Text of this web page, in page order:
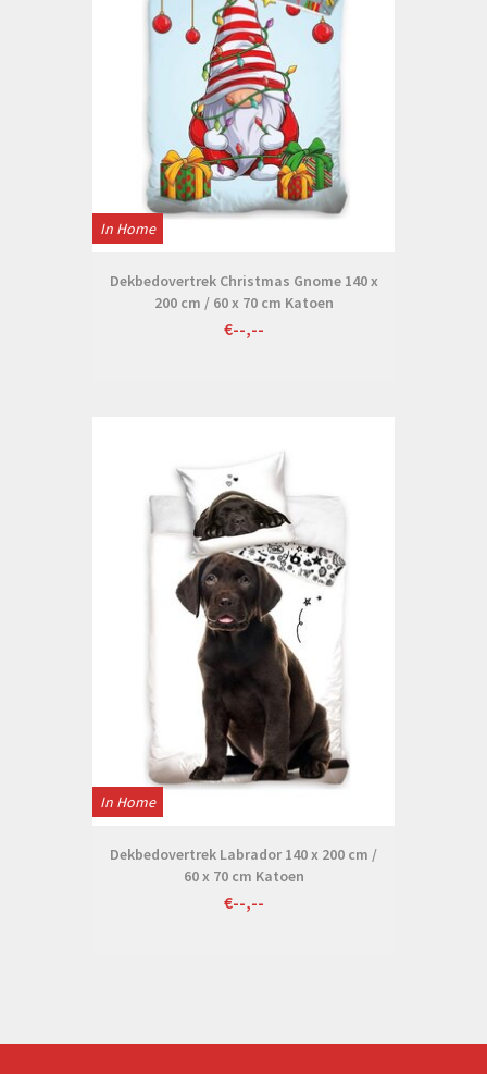
In Home
Dekbedovertrek Christmas Gnome 140 x
200 cm / 60 x 70 cm Katoen
€--,--
In Home
Dekbedovertrek Labrador 140 x 200 cm /
60 x 70 cm Katoen
€--,--